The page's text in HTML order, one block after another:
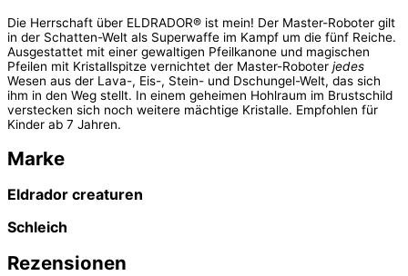
Die Herrschaft über ELDRADOR® ist mein! Der Master-Roboter gilt
in der Schatten-Welt als Superwaffe im Kampf um die fünf Reiche.
Ausgestattet mit einer gewaltigen Pfeilkanone und magischen
Pfeilen mit Kristallspitze vernichtet der Master-Roboter jedes
Wesen aus der Lava-, Eis-, Stein- und Dschungel-Welt, das sich
ihm in den Weg stellt. In einem geheimen Hohlraum im Brustschild
verstecken sich noch weitere mächtige Kristalle. Empfohlen für
Kinder ab 7 Jahren.
Marke
Eldrador creaturen
Schleich
Rezensionen